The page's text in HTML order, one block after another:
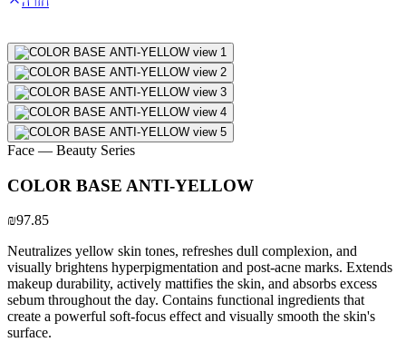
Face — Beauty Series
COLOR BASE ANTI-YELLOW
₪97.85
Neutralizes yellow skin tones, refreshes dull complexion, and
visually brightens hyperpigmentation and post-acne marks. Extends
makeup durability, actively mattifies the skin, and absorbs excess
sebum throughout the day. Contains functional ingredients that
create a powerful soft-focus effect and visually smooth the skin's
surface.